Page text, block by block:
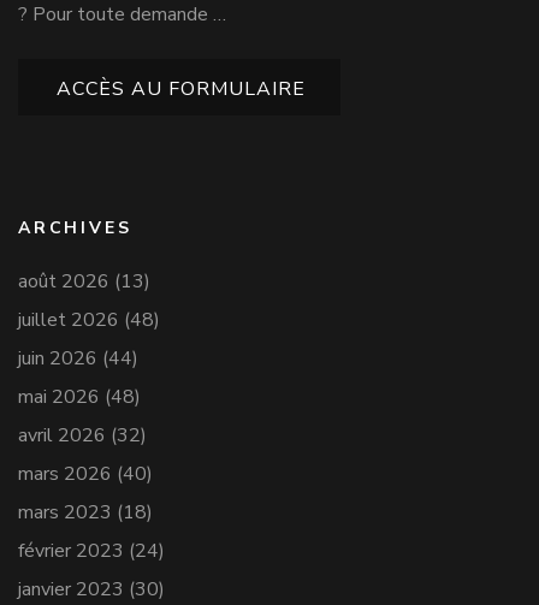
? Pour toute demande …
ACCÈS AU FORMULAIRE
ARCHIVES
août 2026 (13)
juillet 2026 (48)
juin 2026 (44)
mai 2026 (48)
avril 2026 (32)
mars 2026 (40)
mars 2023 (18)
février 2023 (24)
janvier 2023 (30)